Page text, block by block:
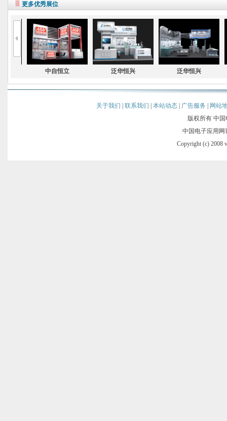
更多优秀展位
关于我们 联系我们 本站动态 广告服务
网站
版权所有 中
中国电子应用网
Copyright (c) 2008